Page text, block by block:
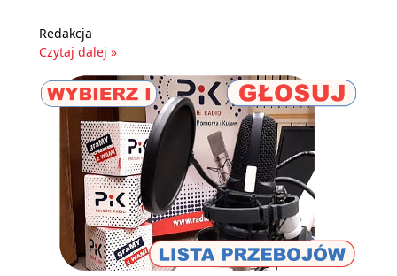
Redakcja
Czytaj dalej »